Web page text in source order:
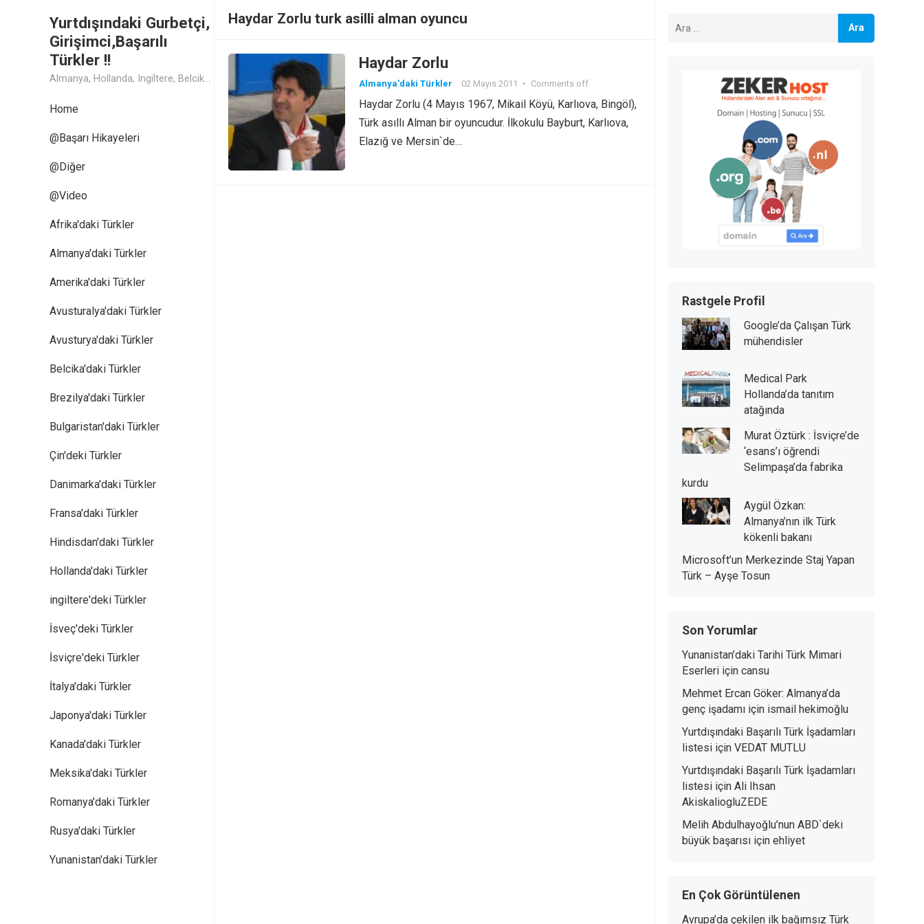
Yurtdışındaki Gurbetçi,
Girişimci,Başarılı
Türkler !!
Almanya, Hollanda, Ingiltere, Belcika, Fransa, Amerika, Cin, Rusya, Isvec, Isvicre, Yunanistan, Kanada, Avusturya Başarılı Muthis Türk lerin Hikaye ve Öykuleri, Turk Isadamlari, Turk Girisimciler, Avrupali Turkler
Home
@Başarı Hikayeleri
@Diğer
@Video
Afrika'daki Türkler
Almanya'daki Türkler
Amerika'daki Türkler
Avusturalya'daki Türkler
Avusturya'daki Türkler
Belcika'daki Türkler
Brezilya'daki Türkler
Bulgaristan'daki Türkler
Çin'deki Türkler
Danimarka'daki Türkler
Fransa'daki Türkler
Hindisdan'daki Türkler
Hollanda'daki Türkler
ingiltere'deki Türkler
İsveç'deki Türkler
İsviçre'deki Türkler
İtalya'daki Türkler
Japonya'daki Türkler
Kanada'daki Türkler
Meksika'daki Türkler
Romanya'daki Türkler
Rusya'daki Türkler
Yunanistan'daki Türkler
Haydar Zorlu turk asilli alman oyuncu
Haydar Zorlu
Almanya'daki Türkler 02 Mayıs 2011 • Comments off
Haydar Zorlu (4 Mayıs 1967, Mikail Köyü, Karlıova, Bingöl),
Türk asıllı Alman bir oyuncudur. İlkokulu Bayburt, Karlıova,
Elazığ ve Mersin`de…
Rastgele Profil
Google’da Çalışan Türk
mühendisler
Medical Park
Hollanda’da tanıtım
atağında
Murat Öztürk : İsviçre’de
‘esans’ı öğrendi
Selimpaşa’da fabrika
kurdu
Aygül Özkan:
Almanya’nın ilk Türk
kökenli bakanı
Microsoft’un Merkezinde Staj Yapan
Türk – Ayşe Tosun
Son Yorumlar
Yunanistan’daki Tarihi Türk Mimari
Eserleri için cansu
Mehmet Ercan Göker: Almanya’da
genç işadamı için ismail hekimoğlu
Yurtdışındaki Başarılı Türk İşadamları
listesi için VEDAT MUTLU
Yurtdışındaki Başarılı Türk İşadamları
listesi için Ali Ihsan
AkiskaliogluZEDE
Melih Abdulhayoğlu’nun ABD`deki
büyük başarısı için ehliyet
En Çok Görüntülenen
Avrupa’da çekilen ilk bağımsız Türk